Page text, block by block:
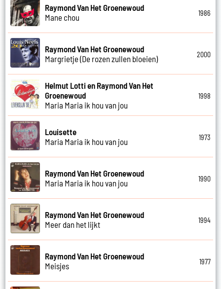
Raymond Van Het Groenewoud
Mane chou
1986
Raymond Van Het Groenewoud
Margrietje (De rozen zullen bloeien)
2000
Helmut Lotti en Raymond Van Het
Groenewoud
Maria Maria ik hou van jou
1998
Louisette
Maria Maria ik hou van jou
1973
Raymond Van Het Groenewoud
Maria Maria ik hou van jou
1990
Raymond Van Het Groenewoud
Meer dan het lijkt
1994
Raymond Van Het Groenewoud
Meisjes
1977